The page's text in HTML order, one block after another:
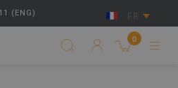
(ENG) FR
0